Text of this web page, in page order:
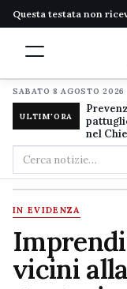
Questa testata non
SABATO 8 AGOSTO 2026
ULTIM'ORA
nel
Cerca
nel
sito
IN EVIDENZA
vicini